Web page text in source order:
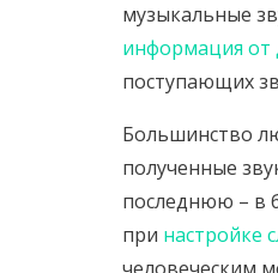
музыкальные
информация от
поступающих
Большинство
полученные
последнюю – в
при настройке